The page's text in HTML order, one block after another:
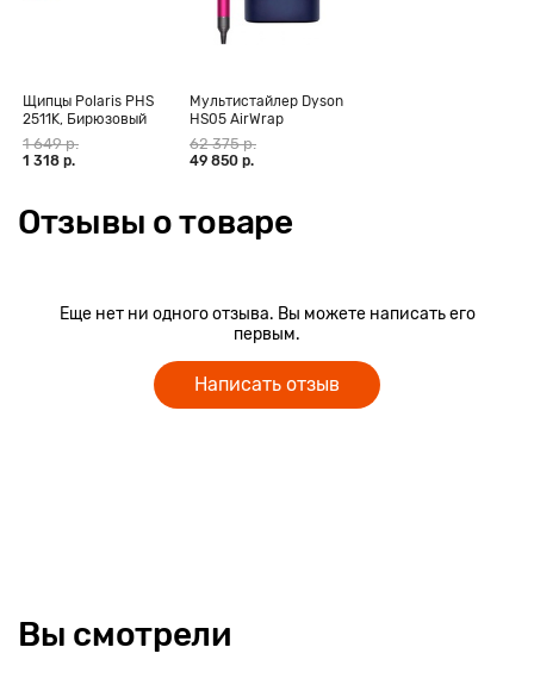
Щипцы Polaris PHS
2511K, Бирюзовый
1 649 р.
1 318 р.
Мультистайлер Dyson
HS05 AirWrap
Complete Long,
фуксия (CN)
62 375 р.
49 850 р.
Отзывы о товаре
Еще нет ни одного отзыва. Вы можете написать его
первым.
Написать отзыв
Вы смотрели